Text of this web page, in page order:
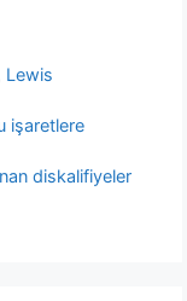
Lewis
işaretlere
diskalifiyeler